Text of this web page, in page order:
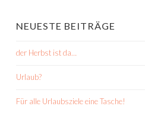
NEUESTE BEITRÄGE
der Herbst ist da…
Urlaub?
Für alle Urlaubsziele eine Tasche!